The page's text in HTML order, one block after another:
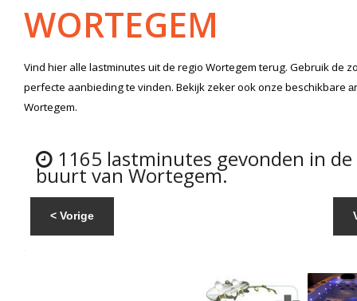
WORTEGEM
Vind hier alle lastminutes uit de regio Wortegemterug. Gebruik de
perfecte aanbieding te vinden. Bekijk zeker ook onze beschikbare
Wortegem.
1165 lastminutes gevonden in de
buurt van Wortegem.
< Vorige